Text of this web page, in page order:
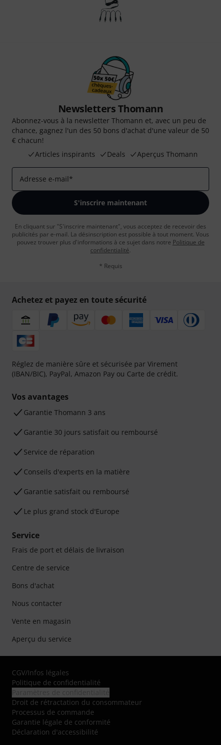
Newsletters Thomann
Abonnez-vous à la newsletter Thomann et, avec un peu de
chance, gagnez l'un des 50 bons d'achat d'une valeur de 50
€ chacun!
Articles inspirants
Deals Aperçus Thomann
Adresse e-mail*
S'inscrire maintenant
En cliquant sur "S'inscrire maintenant", vous acceptez de recevoir des
publicités par e-mail. La désinscription est possible à tout moment. Vous
pouvez trouver plus d'informations à ce sujet dans notre Politique de
confidentialité.
* Requis
Achetez et payez en toute sécurité
Réglez de manière sûre et sécurisée par Virement
(IBAN/BIC), PayPal, Amazon Pay ou Carte de crédit.
Vos avantages
Ga­ran­tie Thomann 3 ans
Garantie 30 jours satisfait ou remboursé
Service de réparation
Conseils d'experts en la matière
Garantie satisfait ou remboursé
Le plus grand stock d'Europe
Service
Frais de port et délais de livraison
Centre de service
Bons d'achat
Nous contacter
Vente en magasin
Aperçu du service
CGV/Infos légales
Politique de confidentialité
Droit de rétractation du consommateur
Processus de commande
Garantie légale de conformité
Déclaration d'accessibilité